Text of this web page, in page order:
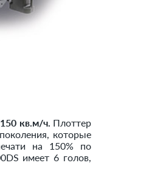
кв.м/ч. Плоттер
которые
на 150% по
имеет 6 голов,